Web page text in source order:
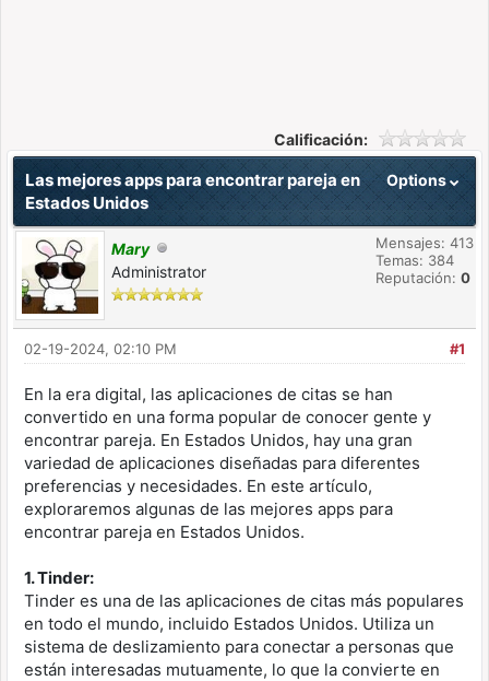
Calificación:
Options
Las mejores apps para encontrar pareja en
Estados Unidos
Mary
Administrator
Mensajes: 413
Temas: 384
Reputación: 0
#1
02-19-2024, 02:10 PM
En la era digital, las aplicaciones de citas se han
convertido en una forma popular de conocer gente y
encontrar pareja. En Estados Unidos, hay una gran
variedad de aplicaciones diseñadas para diferentes
preferencias y necesidades. En este artículo,
exploraremos algunas de las mejores apps para
encontrar pareja en Estados Unidos.
1. Tinder:
Tinder es una de las aplicaciones de citas más populares
en todo el mundo, incluido Estados Unidos. Utiliza un
sistema de deslizamiento para conectar a personas que
están interesadas mutuamente, lo que la convierte en